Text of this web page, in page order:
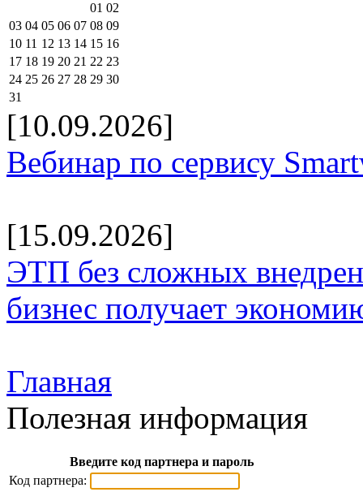
01 02
03 04 05 06 07 08 09
10 11 12 13 14 15 16
17 18 19 20 21 22 23
24 25 26 27 28 29 30
31
[10.09.2026]
Вебинар по сервису
[15.09.2026]
ЭТП без сложных
бизнес получает
Главная
Полезная информация
Введите код партнера и пароль
Код партнера: